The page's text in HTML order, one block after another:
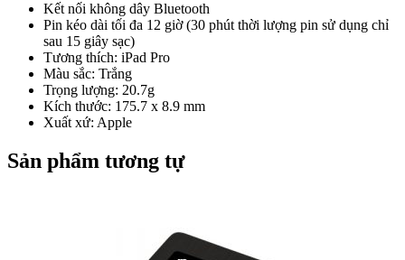
Kết nối không dây Bluetooth
Pin kéo dài tối đa 12 giờ (30 phút thời lượng pin sử dụng chỉ
sau 15 giây sạc)
Tương thích: iPad Pro
Màu sắc: Trắng
Trọng lượng: 20.7g
Kích thước: 175.7 x 8.9 mm
Xuất xứ: Apple
Sản phẩm tương tự